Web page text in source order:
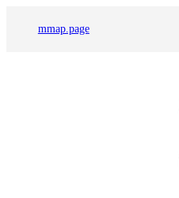
mmap.page